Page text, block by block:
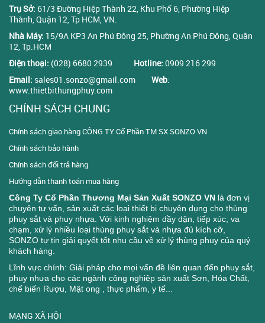
Trụ Sở: 61/3 Đường Hiệp Thành 22, Khu Phố 6, Phường Hiệp
Thành, Quận 12, Tp HCM, VN.
Nhà Máy: 15/9A KP3 An Phú Đông 25, Phường An Phú Đông, Quận
12, Tp.HCM
Điện thoại: (028) 6680 2939 Hotline: 0909 216 299
Email: sales01.sonzo@gmail.com Web:
www.thietbithungphuy.com
CHÍNH SÁCH CHUNG
Chính sách giao hàng CÔNG TY Cổ Phần TM SX SONZO VN
Chính sách bảo hành
Chính sách đổi trả hàng
Hướng dẫn thanh toán mua hàng
Công Ty Cổ Phần Thương Mại Sản Xuất SONZO VN là đơn vị
chuyên tư vấn, sản xuất các loại thiết bị chuyên dụng cho thùng
phuy sắt và phuy nhựa. Với kinh nghiệm dầy dặn, tiếp xúc, va
chạm, xử lý nhiều loại thùng phuy sắt và nhựa đủ kích cỡ,
SONZO tự tin giải quyết tốt nhu cầu về xử lý thùng phuy của quý
khách hàng.
Lĩnh vực chính: Giải pháp cho mọi vấn đề liên quan đến phuy sắt,
phuy nhựa cho các ngành công nghiệp sản xuất Sơn, Hóa Chất,
chế biến Rượu, Mật ong , thực phẩm, y tế...
MẠNG XÃ HỘI